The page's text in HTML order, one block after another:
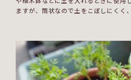
ますが、筒状なので土をこぼしにくく